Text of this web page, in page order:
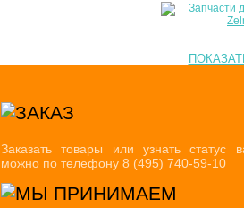
Заказать товары или узнать статус
можно по телефону 8 (495) 740-59-10